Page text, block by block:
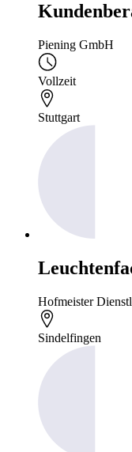
Piening GmbH
Vollzeit
Stuttgart
Hofmeister
Sindelfingen